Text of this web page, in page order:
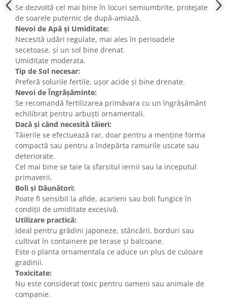
Se dezvoltă cel mai bine în locuri semiumbrite, protejate
de soarele puternic de după-amiază.
Nevoi de Apă și Umiditate:
Necesită udări regulate, mai ales în perioadele
secetoase, și un sol bine drenat.
Umiditate moderata.
Tip de Sol necesar:
Preferă solurile fertile, ușor acide și bine drenate.
Nevoi de Îngrășăminte:
Se recomandă fertilizarea primăvara cu un îngrășământ
echilibrat pentru arbuști ornamentali.
Dacă și când necesită tăieri:
Tăierile se efectuează rar, doar pentru a menține forma
compactă sau pentru a îndepărta ramurile uscate sau
deteriorate.
Cel mai bine se taie la sfarsitul iernii sau la inceputul
primaverii.
Boli și Dăunători:
Poate fi sensibil la afide, acarieni sau boli fungice în
condiții de umiditate excesivă.
Utilizare practică:
Ideal pentru grădini japoneze, stâncării, borduri sau
cultivat în containere pe terase și balcoane.
Este o planta ornamentala ce aduce un plus de culoare
gradinii.
Toxicitate:
Nu este considerat toxic pentru oameni sau animale de
companie.